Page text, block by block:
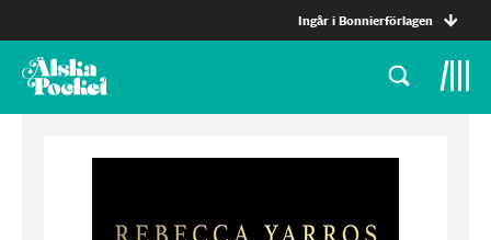
Ingår i Bonnierförlagen